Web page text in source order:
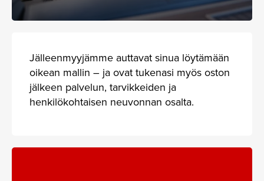
Jälleenmyyjämme auttavat sinua löytämään
oikean mallin – ja ovat tukenasi myös oston
jälkeen palvelun, tarvikkeiden ja
henkilökohtaisen neuvonnan osalta.